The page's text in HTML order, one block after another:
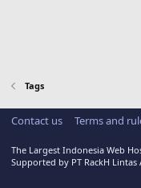
Tags
Contact us Terms and
The Largest Indonesia Web
Supported by PT RackH Lintas